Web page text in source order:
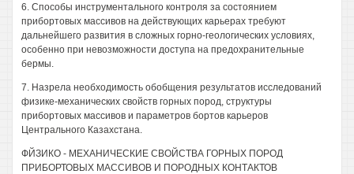
6. Способы инструментального контроля за состоянием
прибортовых массивов на действующих карьерах требуют
дальнейшего развития в сложных горно-геологических условиях,
особенно при невозможности доступа на предохранительные
бермы.
7. Назрела необходимость обобщения результатов исследований
физике-механических свойств горных пород, структуры
прибортовых массивов и параметров бортов карьеров
Центрального Казахстана.
ФЙЗИКО - МЕХАНИЧЕСКИЕ СВОЙСТВА ГОРНЫХ ПОРОД
ПРИБОРТОВЫХ МАССИВОВ И ПОРОДНЫХ КОНТАКТОВ